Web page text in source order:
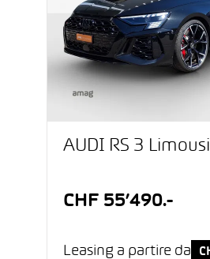
AUDI RS 3
CHF 55’490.-
Leasing a partire da